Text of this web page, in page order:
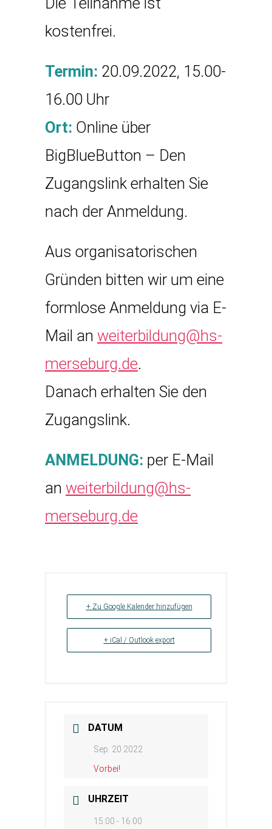
kostenfrei.
Termin: 20.09.2022, 15.00-
16.00 Uhr
Ort: Online über
BigBlueButton – Den
Zugangslink erhalten Sie
nach der Anmeldung.
Aus organisatorischen
Gründen bitten wir um eine
formlose Anmeldung via E-
Mail an weiterbildung@hs-
merseburg.de.
Danach erhalten Sie den
Zugangslink.
ANMELDUNG: per E-Mail
an weiterbildung@hs-
merseburg.de
+ Zu Google Kalender hinzufügen
+ iCal / Outlook export
DATUM
Sep. 20 2022
Vorbei!
UHRZEIT
15:00 - 16:00